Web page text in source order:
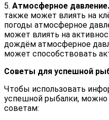
5. Атмосферное давление.
также может влиять на
погоды атмосферное
может влиять на
дождём атмосферное
может способствовать
Советы для успешной
Чтобы использовать
успешной рыбалки, можно
советам: